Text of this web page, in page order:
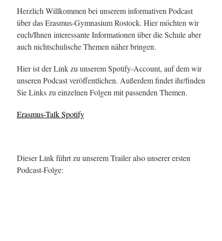
Herzlich Willkommen bei unserem informativen Podcast
über das Erasmus-Gymnasium Rostock. Hier möchten wir
euch/Ihnen interessante Informationen über die Schule aber
auch nichtschulische Themen näher bringen.
Hier ist der Link zu unserem Spotify-Account, auf dem wir
unseren Podcast veröffentlichen. Außerdem findet ihr/finden
Sie Links zu einzelnen Folgen mit passenden Themen.
Erasmus-Talk Spotify
Dieser Link führt zu unserem Trailer also unserer ersten
Podcast-Folge: